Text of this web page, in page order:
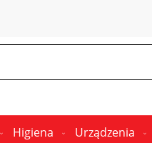
Higiena Urządzenia